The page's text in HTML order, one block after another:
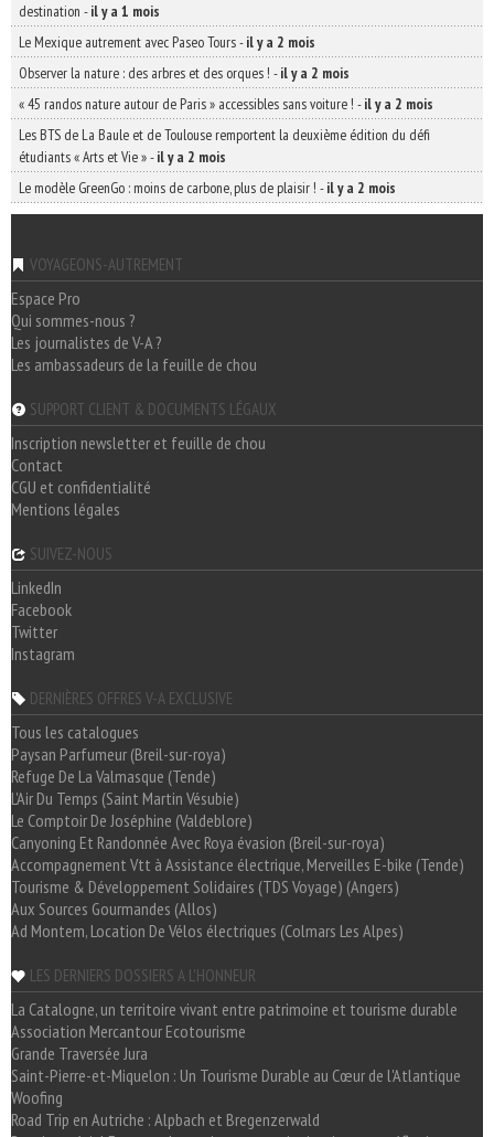
destination -il y a 1 mois
Le Mexique autrement avec Paseo Tours-il y a 2 mois
Observer la nature : des arbres et des orques ! -il y a 2 mois
« 45 randos nature autour de Paris » accessibles sans voiture ! -il y a 2 mois
Les BTS de La Baule et de Toulouse remportent la deuxième édition du défi
étudiants « Arts et Vie »-il y a 2 mois
Le modèle GreenGo : moins de carbone, plus de plaisir ! -il y a 2 mois
VOYAGEONS-AUTREMENT
Espace Pro
Qui sommes-nous ?
Les journalistes de V-A ?
Les ambassadeurs de la feuille de chou
SUPPORT CLIENT & DOCUMENTS LÉGAUX
Inscription newsletter et feuille de chou
Contact
CGU et confidentialité
Mentions légales
SUIVEZ-NOUS
LinkedIn
Facebook
Twitter
Instagram
DERNIÈRES OFFRES V-A EXCLUSIVE
Tous les catalogues
Paysan Parfumeur (Breil-sur-roya)
Refuge De La Valmasque (Tende)
L'Air Du Temps (Saint Martin Vésubie)
Le Comptoir De Joséphine (Valdeblore)
Canyoning Et Randonnée Avec Roya évasion (Breil-sur-roya)
Accompagnement Vtt à Assistance électrique, Merveilles E-bike (Tende)
Tourisme & Développement Solidaires (TDS Voyage) (Angers)
Aux Sources Gourmandes (Allos)
Ad Montem, Location De Vélos électriques (Colmars Les Alpes)
LES DERNIERS DOSSIERS A L'HONNEUR
La Catalogne, un territoire vivant entre patrimoine et tourisme durable
Association Mercantour Ecotourisme
Grande Traversée Jura
Saint-Pierre-et-Miquelon : Un Tourisme Durable au Cœur de l'Atlantique
Woofing
Road Trip en Autriche : Alpbach et Bregenzerwald